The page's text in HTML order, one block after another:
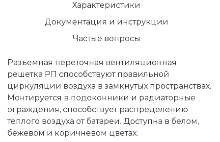
Характеристики
Документация и инструкции
Частые вопросы
Разъемная переточная вентиляционная
решетка РП способствуют правильной
циркуляции воздуха в замкнутых пространствах.
Монтируется в подоконники и радиаторные
ограждения, способствует распределению
теплого воздуха от батареи. Доступна в белом,
бежевом и коричневом цветах.